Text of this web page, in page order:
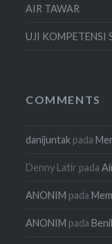
AIR TAWAR
UJI KOMPETENSI
COMMENTS
danijuntak pada
Denny Latir pada
ANONIM pada
ANONIM pada